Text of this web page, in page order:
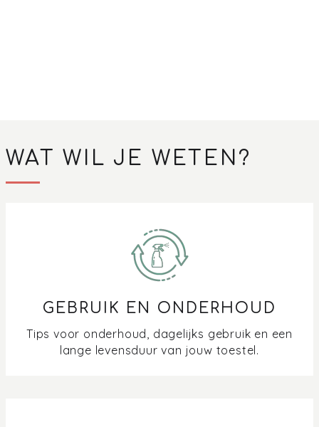
WAT WIL JE WETEN?
GEBRUIK EN ONDERHOUD
Tips voor onderhoud, dagelijks gebruik en een
lange levensduur van jouw toestel.